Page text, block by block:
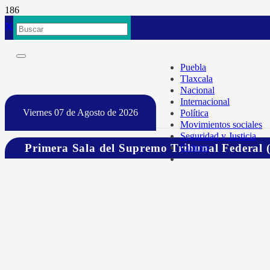
Viernes 07 de Agosto de 2026
Puebla
Tlaxcala
Nacional
Internacional
Política
Movimientos sociales
Seguridad y Justicia
Cultura
Primera Sala del Supremo Tribunal Federal